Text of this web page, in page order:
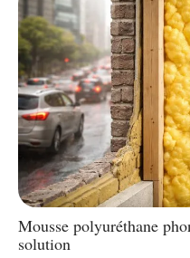
Mousse polyuréthane
solution